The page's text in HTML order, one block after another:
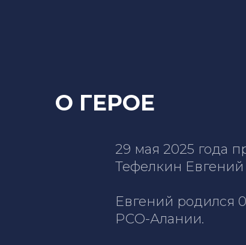
О ГЕРОЕ
29 мая 2025 года
Тефелкин
Евгений родился
РСО-Алании.